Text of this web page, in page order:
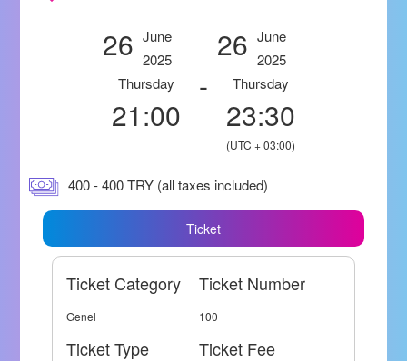
26 June
2025
Thursday
21:00
-
26 June
2025
Thursday
23:30
(UTC + 03:00)
400 - 400 TRY (all taxes included)
Ticket
Ticket Category Ticket Number
Genel 100
Ticket Type Ticket Fee